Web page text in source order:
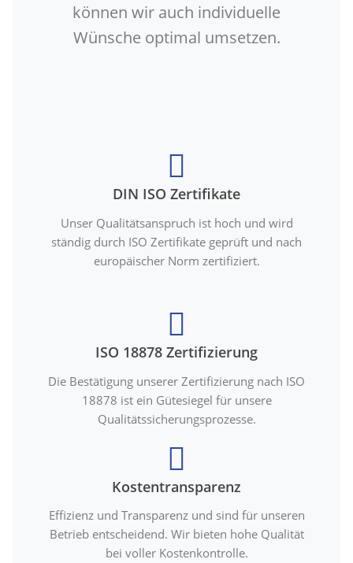
können wir auch individuelle
Wünsche optimal umsetzen.
DIN ISO Zertifikate
Unser Qualitätsanspruch ist hoch und wird
ständig durch ISO Zertifikate geprüft und nach
europäischer Norm zertifiziert.
ISO 18878 Zertifizierung
Die Bestätigung unserer Zertifizierung nach ISO
18878 ist ein Gütesiegel für unsere
Qualitätssicherungsprozesse.
Kostentransparenz
Effizienz und Transparenz und sind für unseren
Betrieb entscheidend. Wir bieten hohe Qualität
bei voller Kostenkontrolle.